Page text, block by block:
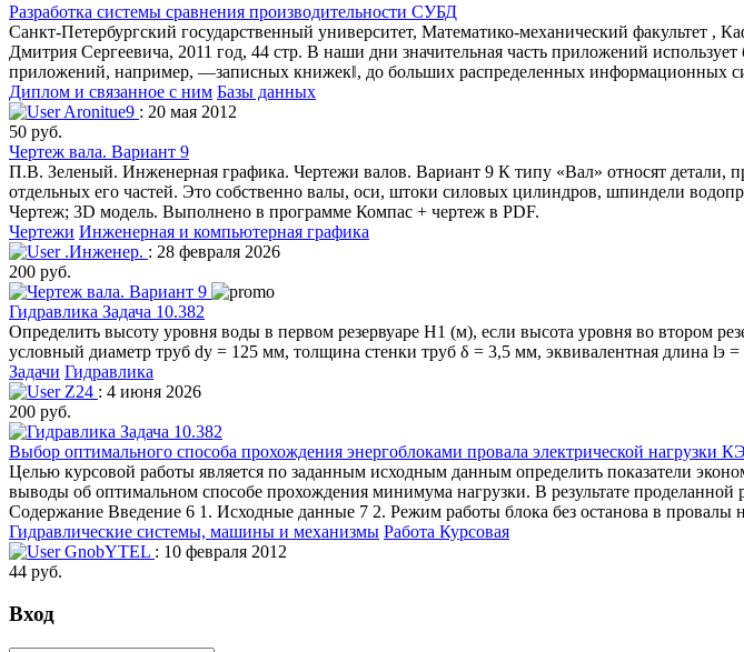
Разработка системы сравнения производительности СУБД
Санкт-Петербургский государственный университет, Математико-механический факультет ,
Дмитрия Сергеевича, 2011 год, 44 стр. В наши дни значительная часть приложений
приложений, например, ―записных книжек‖, до больших распределенных информационных
Диплом и связанное с ним Базы данных
Aronitue9 : 20 мая 2012
50 руб.
Чертеж вала. Вариант 9
П.В. Зеленый. Инженерная графика. Чертежи валов. Вариант 9 К типу «Вал» относят
отдельных его частей. Это собственно валы, оси, штоки силовых цилиндров, шпиндели
Чертеж; 3D модель. Выполнено в программе Компас + чертеж в PDF.
Чертежи Инженерная и компьютерная графика
.Инженер. : 28 февраля 2026
200 руб.
Гидравлика Задача 10.382
Определить высоту уровня воды в первом резервуаре Н1 (м), если высота уровня во втором
условный диаметр труб dу = 125 мм, толщина стенки труб δ = 3,5 мм, эквивалентная длина lэ =
Задачи Гидравлика
Z24 : 4 июня 2026
200 руб.
Выбор оптимального способа прохождения энергоблоками провала электрической нагрузки
Целью курсовой работы является по заданным исходным данным определить показатели
выводы об оптимальном способе прохождения минимума нагрузки. В результате
Содержание Введение 6 1. Исходные данные 7 2. Режим работы блока без останова в провалы
Гидравлические системы, машины и механизмы Работа Курсовая
GnobYTEL : 10 февраля 2012
44 руб.
Вход